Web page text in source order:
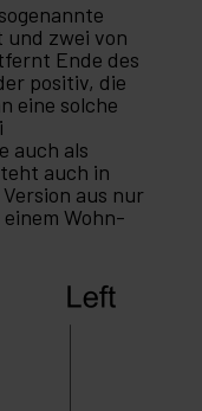
und zwei von
Ende des
positiv, die
eine solche
auch als
auch in
aus nur
Wohn-